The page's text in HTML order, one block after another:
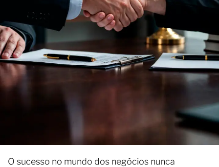
O sucesso no mundo dos negócios nunca